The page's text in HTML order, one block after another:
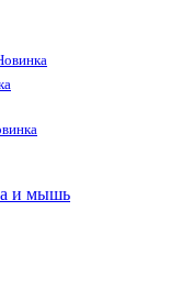
и мышь